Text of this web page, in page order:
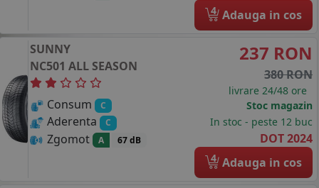
4 Adauga in cos
SUNNY
NC501 ALL SEASON
Consum C
Aderenta C
Zgomot A 67 dB
237 RON
380 RON
livrare 24/48 ore
Stoc magazin
In stoc - peste 12 buc
DOT 2024
4 Adauga in cos